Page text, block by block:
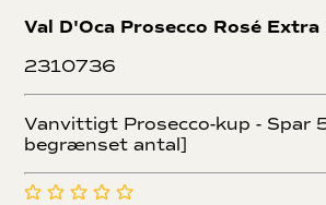
Val D'Oca Prosecco Rosé Extra
2310736
Vanvittigt Prosecco-kup -
begrænset antal]